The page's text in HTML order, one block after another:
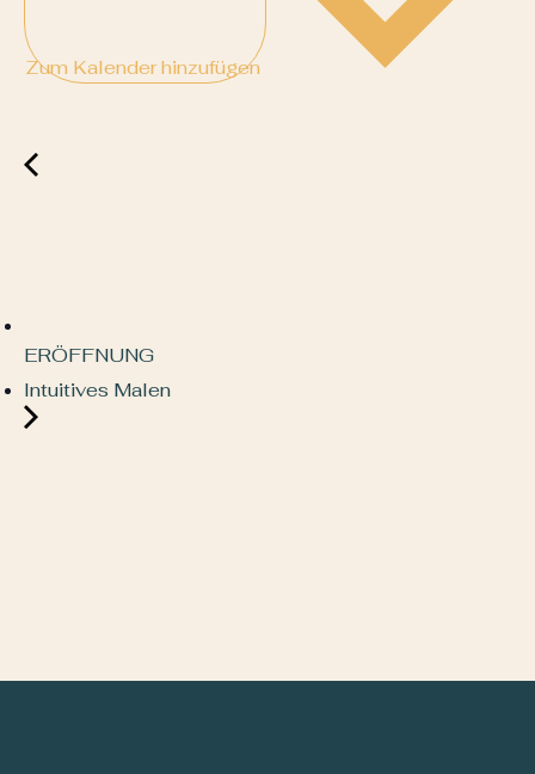
Zum Kalender hinzufügen
ERÖFFNUNG
Intuitives Malen